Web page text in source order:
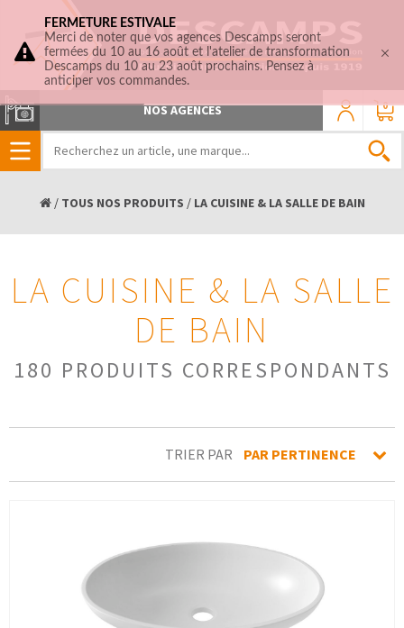
0
NOS AGENCES
/ TOUS NOS PRODUITS / LA CUISINE & LA SALLE DE BAIN
LA CUISINE & LA SALLE
DE BAIN
180 PRODUITS CORRESPONDANTS
TRIER PAR PAR PERTINENCE
FERMETURE ESTIVALE
Merci de noter que vos agences Descamps seront
fermées du 10 au 16 août et l'atelier de transformation
Descamps du 10 au 23 août prochains. Pensez à
anticiper vos commandes.